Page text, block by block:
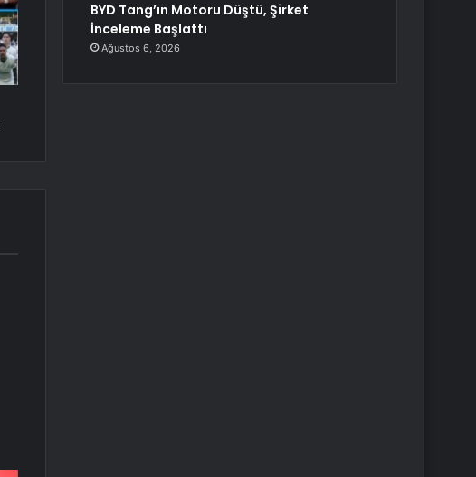
BYD Tang’ın Motoru Düştü, Şirket
İnceleme Başlattı
Ağustos 6, 2026